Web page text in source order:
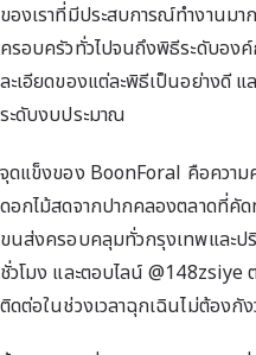
ของเราที่มีประสบการณ์ทำงานม
ครอบครัวทั่วไปจนถึงพิธีระดับองค์
ละเอียดของแต่ละพิธีเป็นอย่างดี
ระดับงบประมาณ
จุดแข็งของ BoonForal คือความค
ดอกไม้สดจากปากคลองตลาดที่คั
ขนส่งครอบคลุมทั่วกรุงเทพและป
ชั่วโมง และตอบไลน์ @148zsiye
ติดต่อในช่วงเวลาฉุกเฉินไม่ต้องกัง